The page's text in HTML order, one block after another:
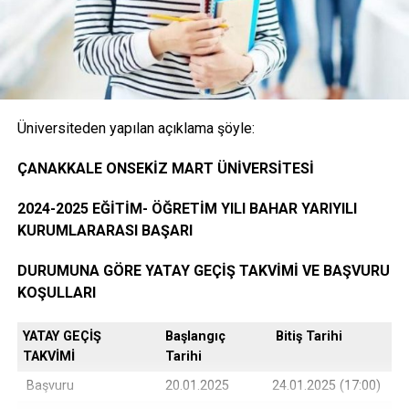
Onaylı Not belgesi (transkript); başvuruda bulunan
öğrencinin ayrılacağı kurumda okuduğu bütün
dersleri ve bu derslerden aldığı notları gösteren
belge.( E-Devlet, Elektronik imza ya da Islak İmzalı)
Öğrencinin yerleştiği yıldaki LYS ve ÖSYS Sonuç
ÖSYM Yerleştirme Belgesi. (İnternet çıktısı)
DGS ile yerleşen öğrencilerin DGS Sonuç belgesi
Üniversiteden yapılan açıklama şöyle:
ÇANAKKALE ONSEKİZ MART ÜNİVERSİTESİ
2024-2025 EĞİTİM- ÖĞRETİM YILI BAHAR YARIYILI
KURUMLARARASI BAŞARI
DURUMUNA GÖRE YATAY GEÇİŞ TAKVİMİ VE BAŞVURU
KOŞULLARI
YATAY GEÇİŞ
TAKVİMİ
Başlangıç
Tarihi
Bitiş Tarihi
Başvuru 20.01.2025
24.01.2025 (17:00)